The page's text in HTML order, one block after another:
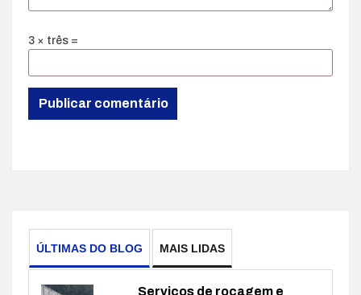
3 × três =
ÚLTIMAS DO BLOG MAIS LIDAS
Serviços de roçagem e